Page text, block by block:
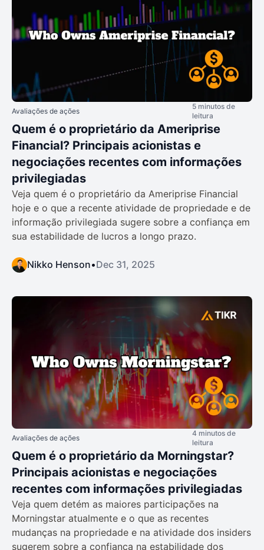
Avaliações de ações
5 minutos de
leitura
Quem é o proprietário da Ameriprise
Financial? Principais acionistas e
negociações recentes com informações
privilegiadas
Veja quem é o proprietário da Ameriprise Financial
hoje e o que a recente atividade de propriedade e de
informação privilegiada sugere sobre a confiança em
sua estabilidade de lucros a longo prazo.
Nikko Henson•Dec 31, 2025
Avaliações de ações
4 minutos de
leitura
Quem é o proprietário da Morningstar?
Principais acionistas e negociações
recentes com informações privilegiadas
Veja quem detém as maiores participações na
Morningstar atualmente e o que as recentes
mudanças na propriedade e na atividade dos insiders
sugerem sobre a confiança na estabilidade dos